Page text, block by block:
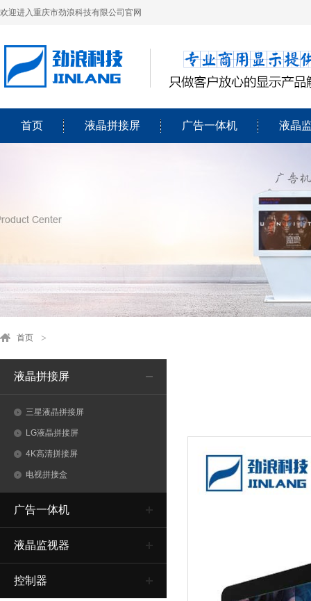
欢迎进入重庆市劲浪科技有限公司官网
首页 液晶拼接屏 广告一体机 液晶
首页
液晶拼接屏
三星液晶拼接屏
LG液晶拼接屏
4K高清拼接屏
电视拼接盒
广告一体机
液晶监视器
控制器